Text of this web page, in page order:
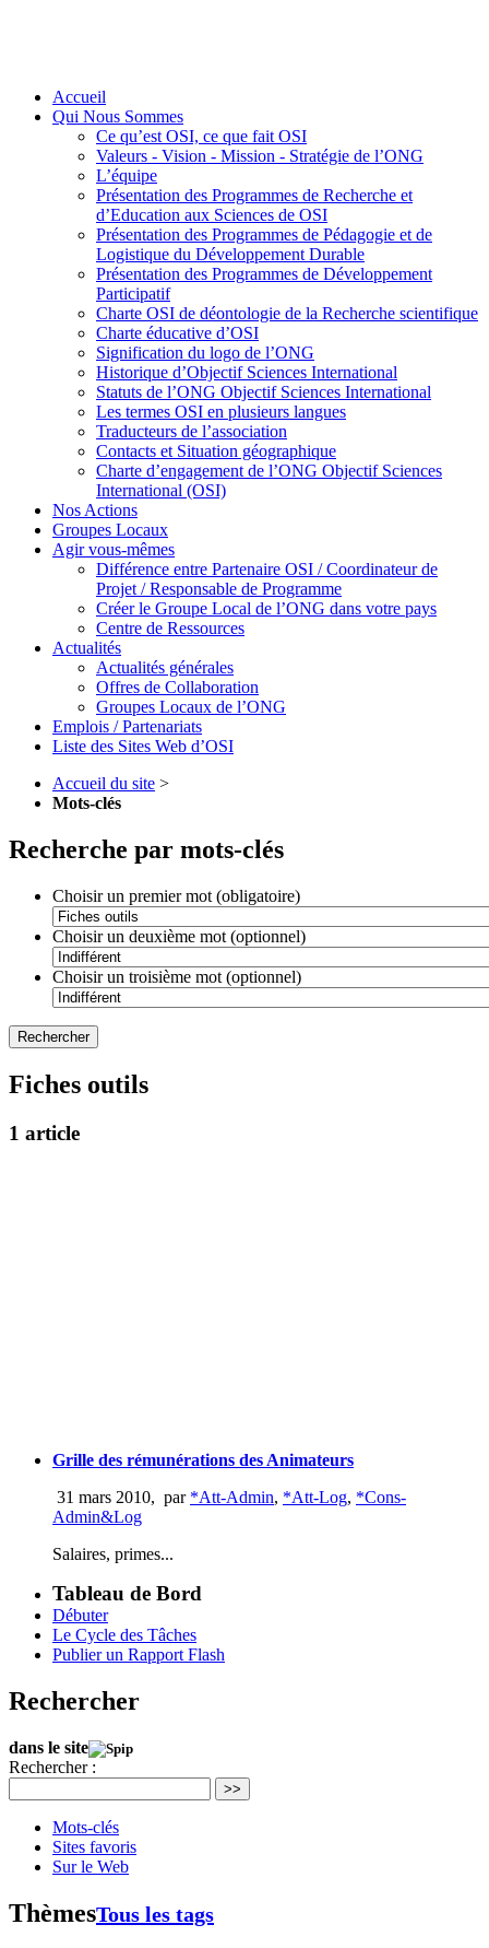
Accueil
Qui Nous Sommes
Ce qu’est OSI, ce que fait OSI
Valeurs - Vision - Mission - Stratégie de l’ONG
L’équipe
Présentation des Programmes de Recherche et
d’Education aux Sciences de OSI
Présentation des Programmes de Pédagogie et de
Logistique du Développement Durable
Présentation des Programmes de Développement
Participatif
Charte OSI de déontologie de la Recherche scientifique
Charte éducative d’OSI
Signification du logo de l’ONG
Historique d’Objectif Sciences International
Statuts de l’ONG Objectif Sciences International
Les termes OSI en plusieurs langues
Traducteurs de l’association
Contacts et Situation géographique
Charte d’engagement de l’ONG Objectif Sciences
International (OSI)
Nos Actions
Groupes Locaux
Agir vous-mêmes
Différence entre Partenaire OSI / Coordinateur de
Projet / Responsable de Programme
Créer le Groupe Local de l’ONG dans votre pays
Centre de Ressources
Actualités
Actualités générales
Offres de Collaboration
Groupes Locaux de l’ONG
Emplois / Partenariats
Liste des Sites Web d’OSI
Accueil du site >
Mots-clés
Recherche par mots-clés
Choisir un premier mot (obligatoire)
Choisir un deuxième mot (optionnel)
Choisir un troisième mot (optionnel)
Fiches outils
1 article
Grille des rémunérations des Animateurs
31 mars 2010, par *Att-Admin, *Att-Log, *Cons-
Admin&Log
Salaires, primes...
Tableau de Bord
Débuter
Le Cycle des Tâches
Publier un Rapport Flash
Rechercher
dans le site
Rechercher :
>>
Mots-clés
Sites favoris
Sur le Web
ThèmesTous les tags